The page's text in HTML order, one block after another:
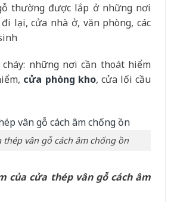
thường được lắp ở những nơi
lại, cửa nhà ở, văn phòng, các
những nơi cần thoát hiểm
cửa phòng kho, cửa lối cầu
thép vân gỗ cách âm chống ồn
của cửa thép vân gỗ cách âm